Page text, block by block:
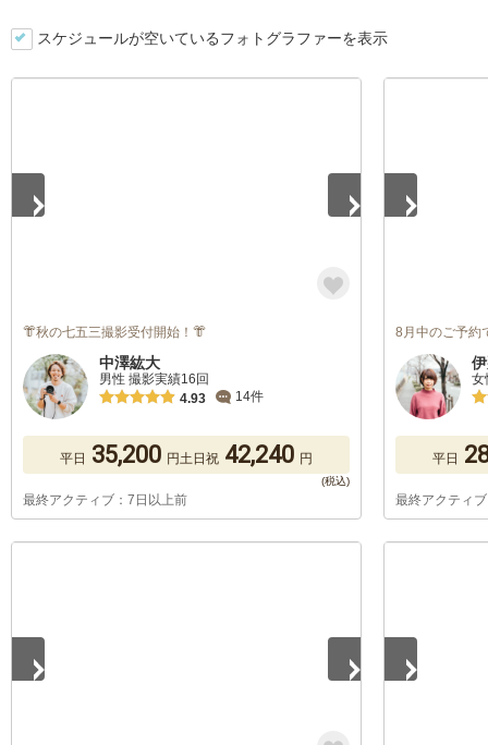
スケジュールが空いているフォトグラファーを表示
👘秋の七五三撮影受付開始！👘
中澤紘大
男性 撮影実績16回
4.93
14件
平日 35,200 円土日祝 42,240 円
最終アクティブ：7日以上前
8月中のご予約
女
平日
最終アクティ